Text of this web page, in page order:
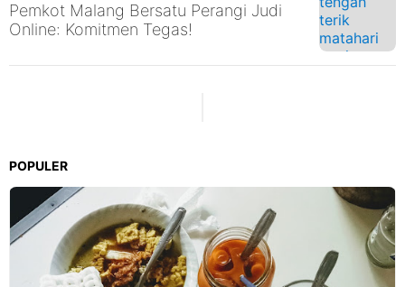
Pemkot Malang Bersatu Perangi Judi
Online: Komitmen Tegas!
POPULER